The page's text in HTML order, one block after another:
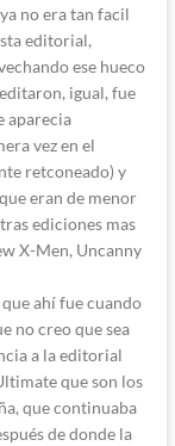
no era tan facil
editorial,
ese hueco
igual, fue
aparecia
vez en el
retconeado) y
eran de menor
ediciones mas
X-Men, Uncanny
ahí fue cuando
no creo que sea
a la editorial
que son los
que continuaba
de donde la